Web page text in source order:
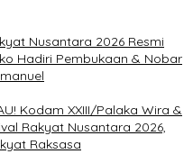
Nusantara 2026 Resmi
Hadiri Pembukaan & Nobar
Kodam XXIII/Palaka Wira &
Rakyat Nusantara 2026,
Raksasa